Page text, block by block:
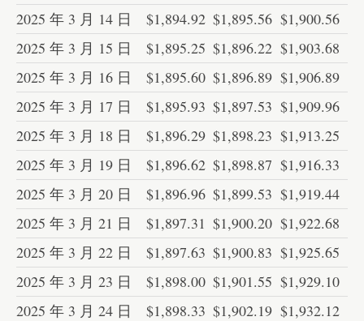
2025 年 3 月 14 日
$1,894.92 $1,895.56 $1,900.56
2025 年 3 月 15 日
$1,895.25 $1,896.22 $1,903.68
2025 年 3 月 16 日
$1,895.60 $1,896.89 $1,906.89
2025 年 3 月 17 日
$1,895.93 $1,897.53 $1,909.96
2025 年 3 月 18 日
$1,896.29 $1,898.23 $1,913.25
2025 年 3 月 19 日
$1,896.62 $1,898.87 $1,916.33
2025 年 3 月 20 日
$1,896.96 $1,899.53 $1,919.44
2025 年 3 月 21 日
$1,897.31 $1,900.20 $1,922.68
2025 年 3 月 22 日
$1,897.63 $1,900.83 $1,925.65
2025 年 3 月 23 日
$1,898.00 $1,901.55 $1,929.10
2025 年 3 月 24 日
$1,898.33 $1,902.19 $1,932.12